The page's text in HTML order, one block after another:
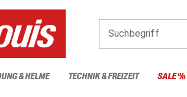
Suchbegriff
& HELME TECHNIK & FREIZEIT SALE %